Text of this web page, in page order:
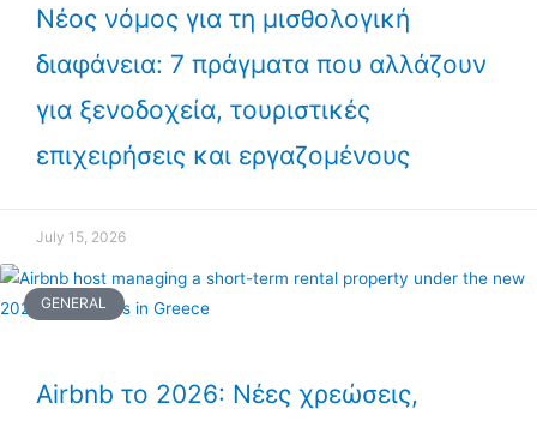
Νέος νόμος για τη μισθολογική
διαφάνεια: 7 πράγματα που αλλάζουν
για ξενοδοχεία, τουριστικές
επιχειρήσεις και εργαζομένους
July 15, 2026
GENERAL
Airbnb το 2026: Νέες χρεώσεις,